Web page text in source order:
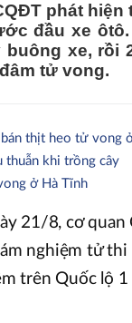
phát
đầu xe
buông xe,
tử vong.
thịt heo tử vong
thuẫn khi trồng cây
ở Hà Tĩnh
21/8, cơ
nghiệm tử
trên Quốc lộ